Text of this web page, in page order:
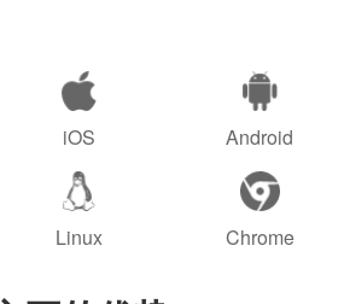
iOS Android
Linux Chrome